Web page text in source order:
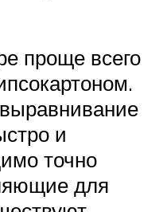
проще всего
и
точно
для